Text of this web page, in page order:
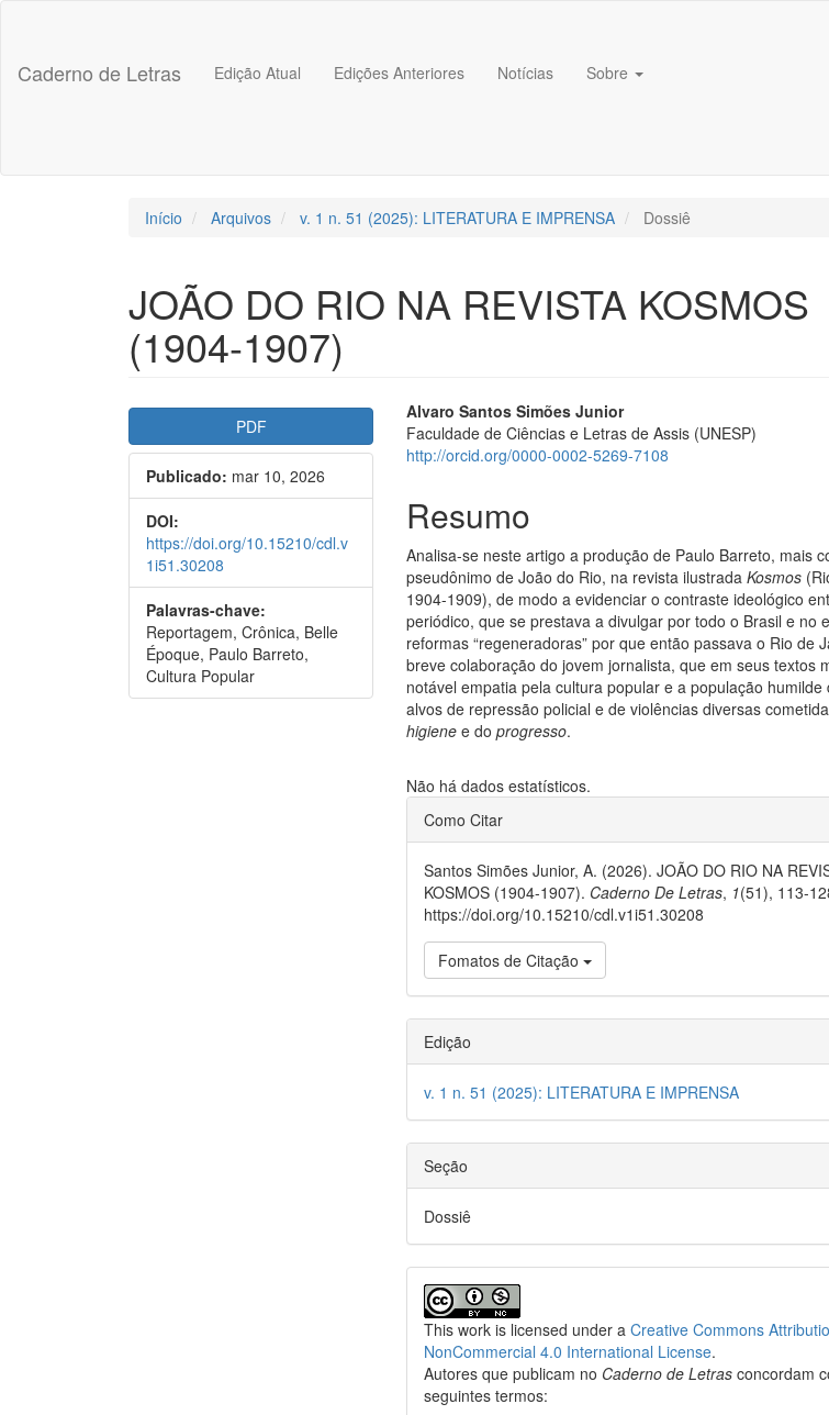
##plugins.themes.bootstrap3.accessible_menu.sidebar##
Caderno de Letras Edição Atual Edições Anteriores Notícias Sobre
Início Arquivos v. 1 n. 51 (2025): LITERATURA E IMPRENSA Dossiê
JOÃO DO RIO NA REVISTA KOSMOS
(1904-1907)
##plugins.themes.bootstrap3.article.sidebar##
PDF
Publicado: mar 10, 2026
DOI:
https://doi.org/10.15210/cdl.v
1i51.30208
Palavras-chave:
Reportagem, Crônica, Belle
Époque, Paulo Barreto,
Cultura Popular
Alvaro Santos Simões Junior
Faculdade de Ciências e Letras de Assis (UNESP)
http://orcid.org/0000-0002-5269-7108
Resumo
Analisa-se neste artigo a produção de Paulo Barreto, mais
pseudônimo de João do Rio, na revista ilustradaKosmos
1904-1909), de modo a evidenciar o contraste ideológico
periódico, que se prestava a divulgar por todo o Brasil e no
reformas “regeneradoras” por que então passava o Rio de
breve colaboração do jovem jornalista, que em seus textos
notável empatia pela cultura popular e a população humilde
alvos de repressão policial e de violências diversas
higiene e doprogresso.
Não há dados estatísticos.
Como Citar
Santos Simões Junior, A. (2026). JOÃO DO RIO NA
KOSMOS (1904-1907). Caderno De Letras, 1(51), 113-
https://doi.org/10.15210/cdl.v1i51.30208
Fomatos de Citação
Edição
v. 1 n. 51 (2025): LITERATURA E IMPRENSA
Seção
Dossiê
This work is licensed under aCreative Commons
NonCommercial 4.0 International License.
Autores que publicam no Caderno de Letrasconcordam
seguintes termos: